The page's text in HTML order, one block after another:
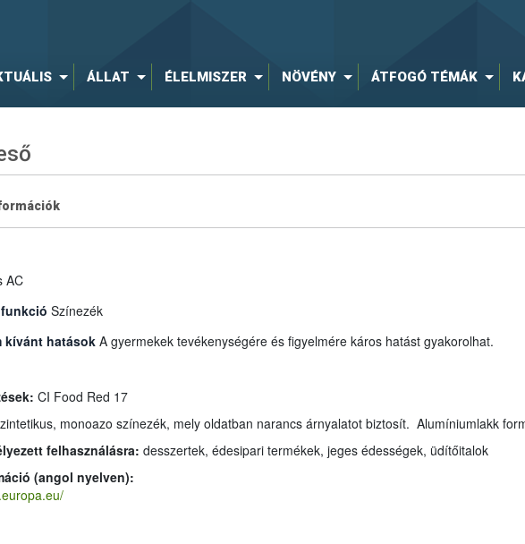
ÁLLAT ÉLELMISZER NÖVÉNY ÁTFOGÓ TÉMÁK
AC
Színezék
kívánt hatások A gyermekek tevékenységére és figyelmére káros hatást gyakorolhat.
CI Food Red 17
monoazo színezék, mely oldatban narancs árnyalatot biztosít. Alumíniumlakk
felhasználásra: desszertek, édesipari termékek, jeges édességek, üdítőitalok
(angol nyelven):